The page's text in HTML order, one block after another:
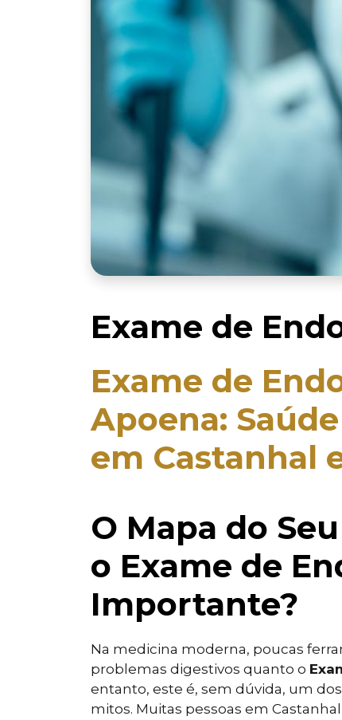
Exame de
Exame de
Apoena:
em Castanhal
O Mapa do
o Exame de
Importante?
Na medicina moderna, poucas
problemas digestivos quanto o
entanto, este é, sem dúvida, um
mitos. Muitas pessoas em